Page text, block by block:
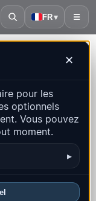
FR▾ ☰
✕
pour les
optionnels
Vous pouvez
moment.
▸
récents
dans ce pays